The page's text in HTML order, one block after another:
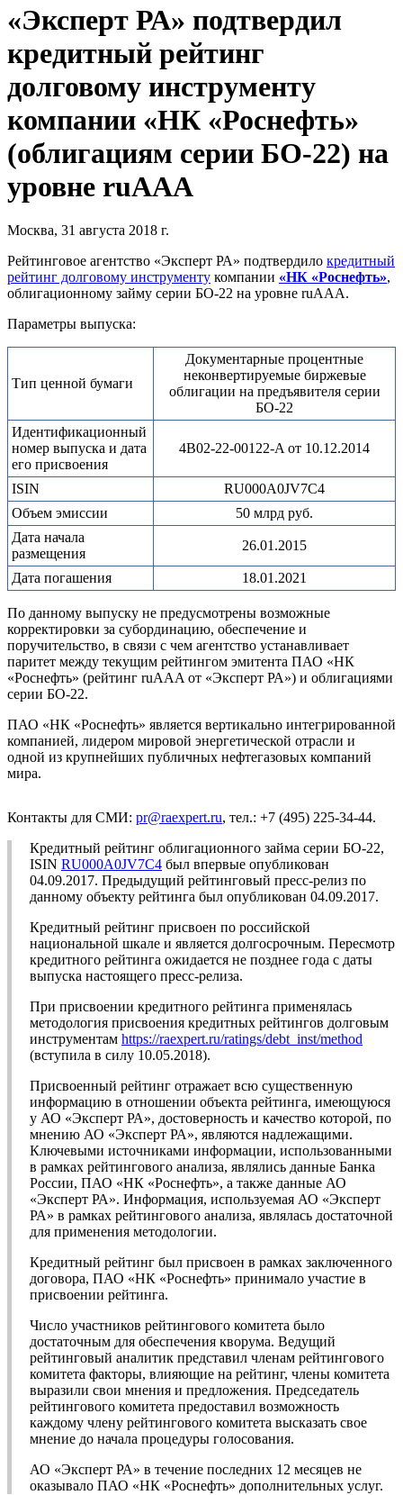
«Эксперт РА» подтвердил
кредитный рейтинг
долговому инструменту
компании «НК «Роснефть»
(облигациям серии БО-22) на
уровне ruAAA
Москва, 31 августа 2018 г.
Рейтинговое агентство «Эксперт РА» подтвердило кредитный
рейтинг долговому инструменту компании «НК «Роснефть»,
облигационному займу серии БО-22 на уровне ruAAA.
Параметры выпуска:
Тип ценной бумаги
Документарные процентные
неконвертируемые биржевые
облигации на предъявителя серии
БО-22
Идентификационный
номер выпуска и дата
его присвоения
4B02-22-00122-A от 10.12.2014
ISIN
RU000A0JV7C4
Объем эмиссии
50 млрд руб.
Дата начала
размещения
26.01.2015
Дата погашения 18.01.2021
По данному выпуску не предусмотрены возможные
корректировки за субординацию, обеспечение и
поручительство, в связи с чем агентство устанавливает
паритет между текущим рейтингом эмитента ПАО «НК
«Роснефть» (рейтинг ruAAA от «Эксперт РА») и облигациями
серии БО-22.
ПАО «НК «Роснефть» является вертикально интегрированной
компанией, лидером мировой энергетической отрасли и
одной из крупнейших публичных нефтегазовых компаний
мира.
Контакты для СМИ: pr@raexpert.ru, тел.: +7 (495) 225-34-44.
Кредитный рейтинг облигационного займа серии БО-22,
ISIN RU000A0JV7C4 был впервые опубликован
04.09.2017. Предыдущий рейтинговый пресс-релиз по
данному объекту рейтинга был опубликован 04.09.2017.
Кредитный рейтинг присвоен по российской
национальной шкале и является долгосрочным. Пересмотр
кредитного рейтинга ожидается не позднее года с даты
выпуска настоящего пресс-релиза.
При присвоении кредитного рейтинга применялась
методология присвоения кредитных рейтингов долговым
инструментам https://raexpert.ru/ratings/debt_inst/method
(вступила в силу 10.05.2018).
Присвоенный рейтинг отражает всю существенную
информацию в отношении объекта рейтинга, имеющуюся
у АО «Эксперт РА», достоверность и качество которой, по
мнению АО «Эксперт РА», являются надлежащими.
Ключевыми источниками информации, использованными
в рамках рейтингового анализа, являлись данные Банка
России, ПАО «НК «Роснефть», а также данные АО
«Эксперт РА». Информация, используемая АО «Эксперт
РА» в рамках рейтингового анализа, являлась достаточной
для применения методологии.
Кредитный рейтинг был присвоен в рамках заключенного
договора, ПАО «НК «Роснефть» принимало участие в
присвоении рейтинга.
Число участников рейтингового комитета было
достаточным для обеспечения кворума. Ведущий
рейтинговый аналитик представил членам рейтингового
комитета факторы, влияющие на рейтинг, члены комитета
выразили свои мнения и предложения. Председатель
рейтингового комитета предоставил возможность
каждому члену рейтингового комитета высказать свое
мнение до начала процедуры голосования.
АО «Эксперт РА» в течение последних 12 месяцев не
оказывало ПАО «НК «Роснефть» дополнительных услуг.